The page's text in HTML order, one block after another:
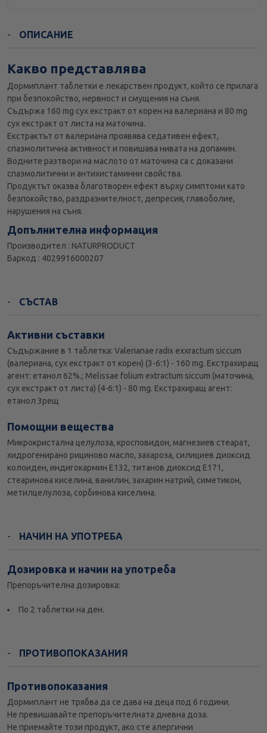
ОПИСАНИЕ
Какво представлява
Дормиплант таблетки е лекарствен продукт, който се прилага
при безпокойство, нервност и смущения на съня.
Съдържа 160 mg сух екстракт от корен на валериана и 80 mg
сух екстракт от листа на маточина.
Екстрактът от валериана проявява седативен eфeкт,
спазмолитична активност и повишава нивата на допамин.
Водните разтвори на маслото от маточина са с дoказани
спазмолитични и антихистаминни свойства.
Продуктът оказва благотворен ефект върху симптоми като
безпокойство, раздразнителност, депресия, главоболие,
нарушения на съня.
Допълнителна информация
Производител : NATURPRODUCT
Баркод : 4029916000207
СЪСТАВ
Активни съставки
Съдържание в 1 таблетка: Valerianae radix exxractum siccum
(валериана, сух екстракт от корен) (3-6:1) - 160 mg. Eкстрахиращ
агент: етанол 62%.; Melissae folium extractum siccum (маточина,
сух екстракт от листа) (4-6:1) - 80 mg. Eкстрахиращ агент:
етанол 3рещ
Помощни вещества
Микрокристална целулоза, кросповидон, магнезиев стеарат,
хидрогенирано рициново масло, захароза, силициев диоксид
колоиден, индигокармин Е132, титанов диоксид Е171,
стеаринова киселина, ванилин, захарин натрий, симетикон,
метилцелулоза, сорбинова киселина.
НАЧИН НА УПОТРЕБА
Дозировка и начин на употреба
Препоръчителна дозировка:
По 2 таблетки на ден.
ПРОТИВОПОКАЗАНИЯ
Противопоказания
Дормиплант не трябва да се дава на деца под 6 години.
Не превишавайте препоръчителната дневна доза.
Не приемайте този продукт, ако сте алергични